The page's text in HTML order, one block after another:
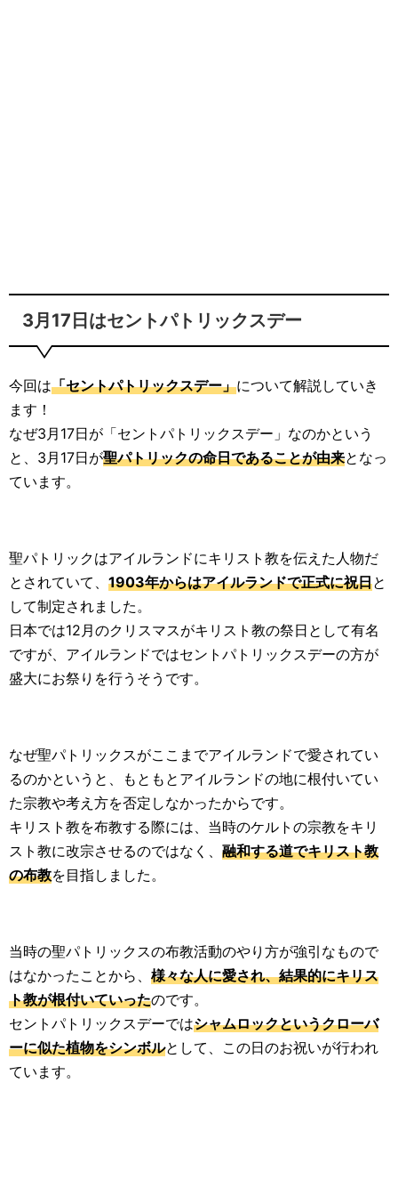
3月17日はセントパトリックスデー
今回は「セントパトリックスデー」について解説していき
ます！
なぜ3月17日が「セントパトリックスデー」なのかという
と、3月17日が聖パトリックの命日であることが由来となっ
ています。
聖パトリックはアイルランドにキリスト教を伝えた人物だ
とされていて、 1903年からはアイルランドで正式に祝日と
して制定されました。
日本では12月のクリスマスがキリスト教の祭日として有名
ですが、アイルランドではセントパトリックスデーの方が
盛大にお祭りを行うそうです。
なぜ聖パトリックスがここまでアイルランドで愛されてい
るのかというと、もともとアイルランドの地に根付いてい
た宗教や考え方を否定しなかったからです。
キリスト教を布教する際には、当時のケルトの宗教をキリ
スト教に改宗させるのではなく、 融和する道でキリスト教
の布教を目指しました。
当時の聖パトリックスの布教活動のやり方が強引なもので
はなかったことから、 様々な人に愛され、結果的にキリス
ト教が根付いていったのです。
セントパトリックスデーではシャムロックというクローバ
ーに似た植物をシンボルとして、この日のお祝いが行われ
ています。